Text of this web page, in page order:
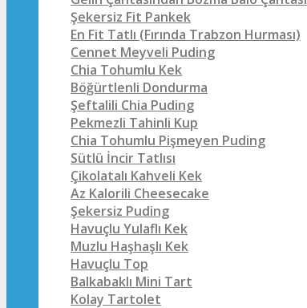
Şekersiz Fit Pankek
En Fit Tatlı (Fırında Trabzon Hurması)
Cennet Meyveli Puding
Chia Tohumlu Kek
Böğürtlenli Dondurma
Şeftalili Chia Puding
Pekmezli Tahinli Kup
Chia Tohumlu Pişmeyen Puding
Sütlü İncir Tatlısı
Çikolatalı Kahveli Kek
Az Kalorili Cheesecake
Şekersiz Puding
Havuçlu Yulaflı Kek
Muzlu Haşhaşlı Kek
Havuçlu Top
Balkabaklı Mini Tart
Kolay Tartolet